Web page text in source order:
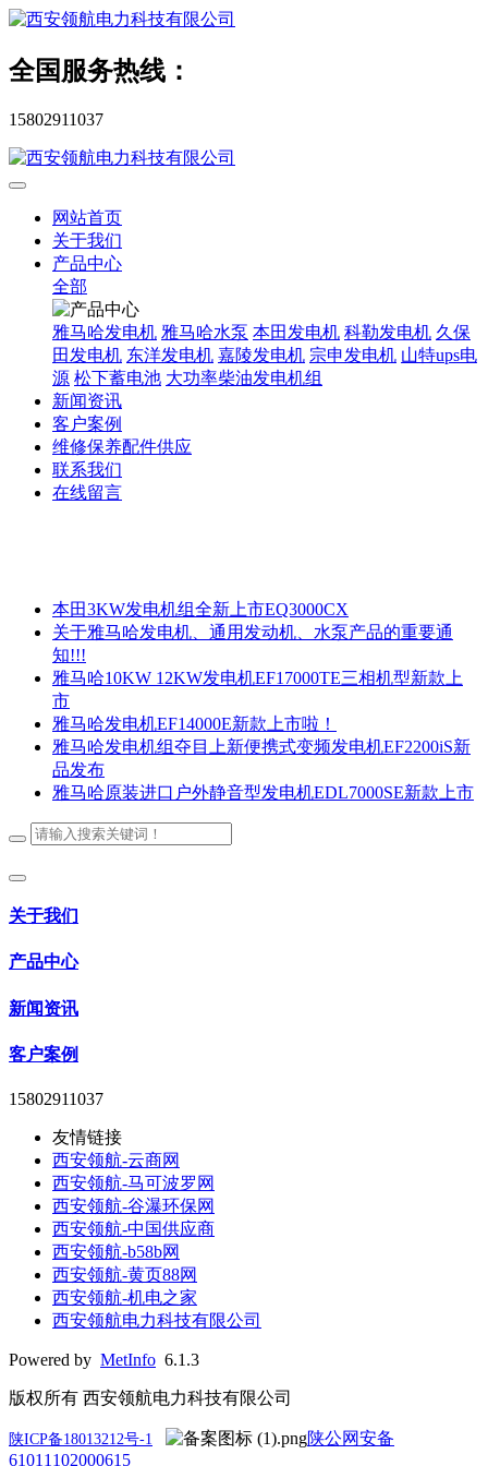
全国服务热线：
15802911037
网站首页
关于我们
产品中心
全部
雅马哈发电机 雅马哈水泵 本田发电机 科勒发电机 久保
田发电机 东洋发电机 嘉陵发电机 宗申发电机 山特ups电
源 松下蓄电池 大功率柴油发电机组
新闻资讯
客户案例
维修保养配件供应
联系我们
在线留言
本田3KW发电机组全新上市EQ3000CX
关于雅马哈发电机、通用发动机、水泵产品的重要通
知!!!
雅马哈10KW 12KW发电机EF17000TE三相机型新款上
市
雅马哈发电机EF14000E新款上市啦！
雅马哈发电机组夺目上新便携式变频发电机EF2200iS新
品发布
雅马哈原装进口户外静音型发电机EDL7000SE新款上市
关于我们
产品中心
新闻资讯
客户案例
15802911037
友情链接
西安领航-云商网
西安领航-马可波罗网
西安领航-谷瀑环保网
西安领航-中国供应商
西安领航-b58b网
西安领航-黄页88网
西安领航-机电之家
西安领航电力科技有限公司
Powered by MetInfo 6.1.3
版权所有 西安领航电力科技有限公司
陕ICP备18013212号-1
陕公网安备
61011102000615